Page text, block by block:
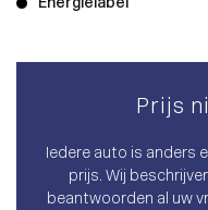
Energielabel
Prijs
Iedere auto is anders
prijs. Wij
beantwoorden al uw